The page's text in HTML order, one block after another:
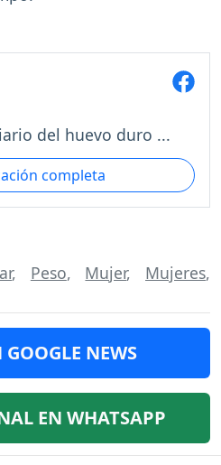
del huevo duro ...
completa
, Peso, Mujer, Mujeres,
NEWS
EN WHATSAPP